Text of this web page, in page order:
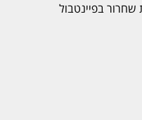
שחרור בפיינטבול